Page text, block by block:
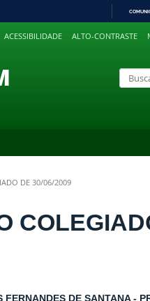
PARA
ACESSIBILIDADE ALTO-CONTRASTE
DE 30/06/2009
DE SANTANA -